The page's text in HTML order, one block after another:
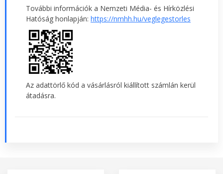
További információk a Nemzeti Média- és Hírközlési
Hatóság honlapján: https://nmhh.hu/veglegestorles
Az adattörlő kód a vásárlásról kiállított számlán kerül
átadásra.